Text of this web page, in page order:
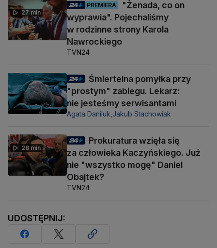
27 min
PREMIERA
"Żenada, co on
wyprawia". Pojechaliśmy
w rodzinne strony Karola
Nawrockiego
TVN24
Śmiertelna pomyłka przy
"prostym" zabiegu. Lekarz:
nie jesteśmy serwisantami
Agata Daniluk, Jakub Stachowiak
28 min
Prokuratura wzięła się
za człowieka Kaczyńskiego. Już
nie "wszystko mogę" Daniel
Obajtek?
TVN24
UDOSTĘPNIJ: